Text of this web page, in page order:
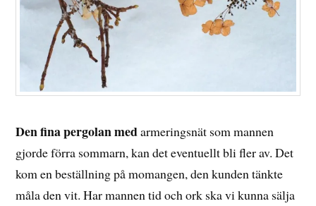
Den fina pergolan medarmeringsnät som mannen
gjorde förra sommarn, kan det eventuellt bli fler av. Det
kom en beställning på momangen, den kunden tänkte
måla den vit. Har mannen tid och ork ska vi kunna sälja